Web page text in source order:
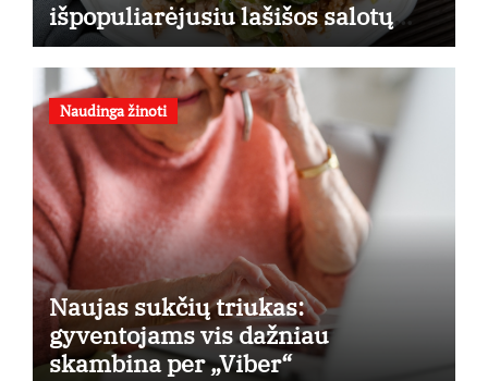
išpopuliarėjusiu lašišos salotų
receptu
Naudinga žinoti
Naujas sukčių triukas:
gyventojams vis dažniau
skambina per „Viber“